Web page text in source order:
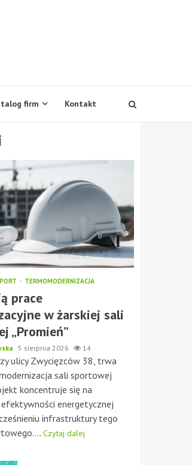
firm Kontakt
TERMOMODERNIZACJA
prace
w żarskiej sali
„Promień”
5 sierpnia 2026 14
ulicy Zwycięzców 38, trwa
sali sportowej
koncentruje się na
energetycznej
infrastruktury tego
Czytaj dalej